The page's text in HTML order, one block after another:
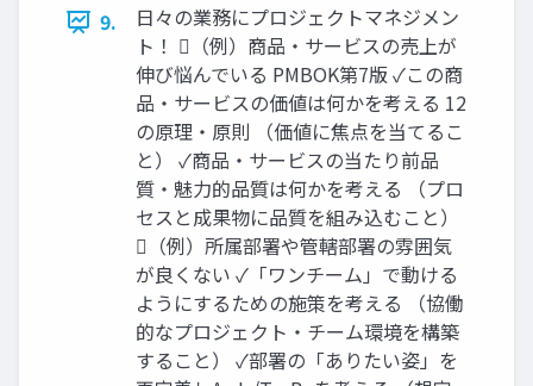
9.
日々の業務にプロジェクトマネジメン
ト！ （例）商品・サービスの売上が
伸び悩んでいる PMBOK第7版 ✓この商
品・サービスの価値は何かを考える 12
の原理・原則 （価値に焦点を当てるこ
と） ✓商品・サービスの当たり前品
質・魅力的品質は何かを考える （プロ
セスと成果物に品質を組み込むこと）
（例）所属部署や管轄部署の雰囲気
が良くない ✓「ワンチーム」で動ける
ようにするための施策を考える （協働
的なプロジェクト・チーム環境を構築
すること） ✓部署の「ありたい姿」を